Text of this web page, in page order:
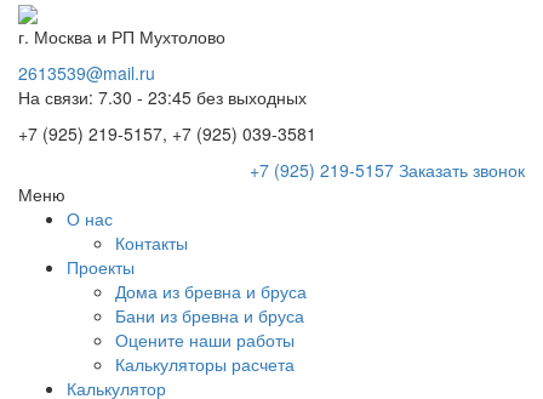
г. Москва и РП Мухтолово
2613539@mail.ru
На связи: 7.30 - 23:45 без выходных
+7 (925) 219-5157, +7 (925) 039-3581
+7 (925) 219-5157 Заказать звонок
Меню
О нас
Контакты
Проекты
Дома из бревна и бруса
Бани из бревна и бруса
Оцените наши работы
Калькуляторы расчета
Калькулятор